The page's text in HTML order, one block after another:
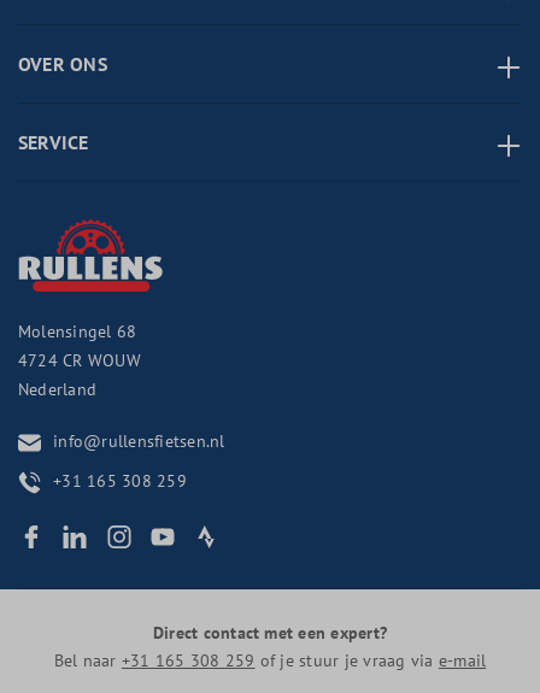
OVER ONS
SERVICE
Molensingel 68
4724 CR WOUW
Nederland
info@rullensfietsen.nl
+31 165 308 259
Direct contact met een expert?
Bel naar +31 165 308 259 of je stuur je vraag via e-mail